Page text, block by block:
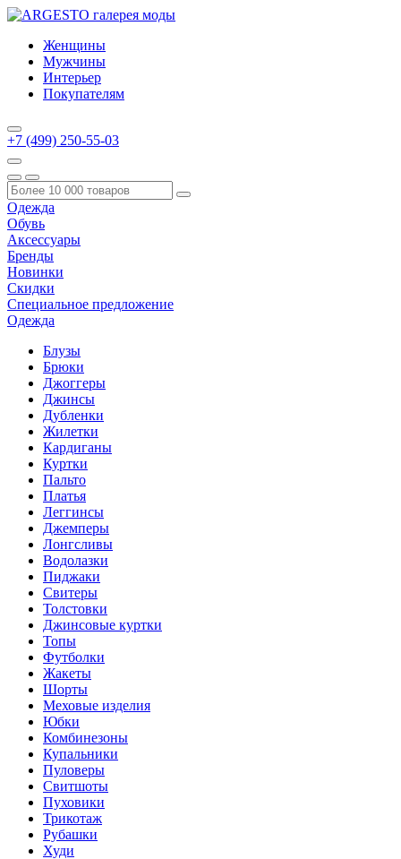
Женщины
Мужчины
Интерьер
Покупателям
+7 (499) 250-55-03
Одежда
Обувь
Аксессуары
Бренды
Новинки
Скидки
Специальное предложение
Одежда
Блузы
Брюки
Джоггеры
Джинсы
Дубленки
Жилетки
Кардиганы
Куртки
Пальто
Платья
Леггинсы
Джемперы
Лонгсливы
Водолазки
Пиджаки
Свитеры
Толстовки
Джинсовые куртки
Топы
Футболки
Жакеты
Шорты
Меховые изделия
Юбки
Комбинезоны
Купальники
Пуловеры
Свитшоты
Пуховики
Трикотаж
Рубашки
Худи